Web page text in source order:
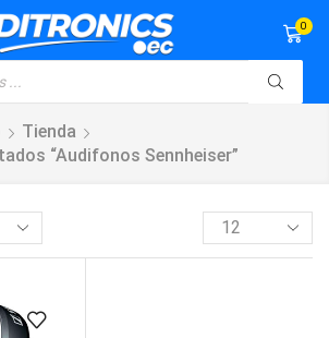
0
Tienda
“audifonos Sennheiser”